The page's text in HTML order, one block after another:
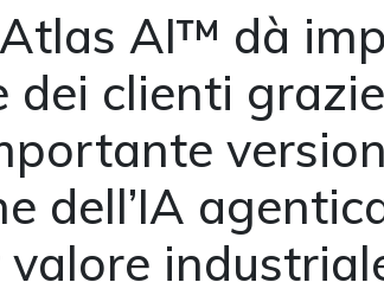
AI™ dà
dei clienti
dell’IA